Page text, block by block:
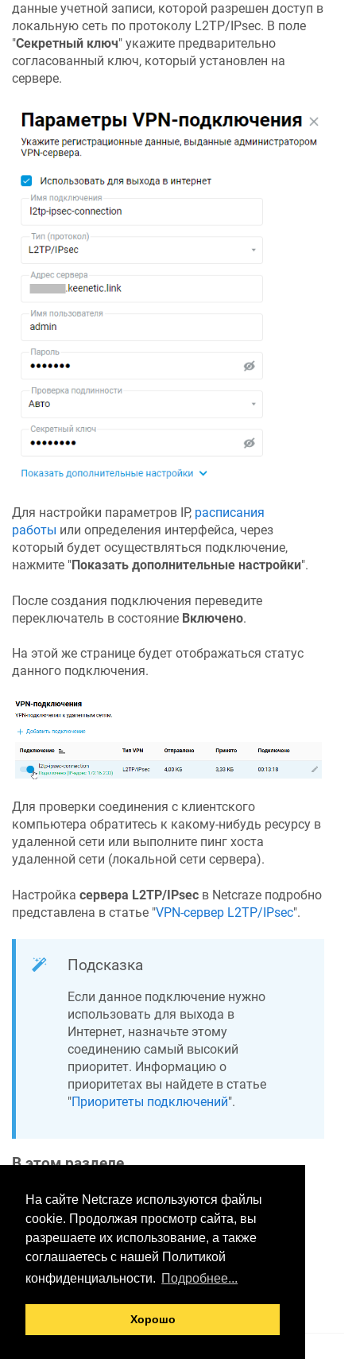
На сайте Netcraze используются файлы
cookie. Продолжая просмотр сайта, вы
разрешаете их использование, а также
соглашаетесь с нашей Политикой
конфиденциальности. Подробнее...
Хорошо
данные учетной записи, которой разрешен доступ в
локальную сеть по протоколу L2TP/IPsec. В поле
"Секретный ключ" укажите предварительно
согласованный ключ, который установлен на
сервере.
Для настройки параметров IP, расписания
работы или определения интерфейса, через
который будет осуществляться подключение,
нажмите "Показать дополнительные настройки".
После создания подключения переведите
переключатель в состояние Включено.
На этой же странице будет отображаться статус
данного подключения.
Для проверки соединения с клиентского
компьютера обратитесь к какому-нибудь ресурсу в
удаленной сети или выполните пинг хоста
удаленной сети (локальной сети сервера).
Настройка сервера L2TP/IPsec в Netcraze подробно
представлена в статье "VPN-сервер L2TP/IPsec".
Подсказка
Если данное подключение нужно
использовать для выхода в
Интернет, назначьте этому
соединению самый высокий
приоритет. Информацию о
приоритетах вы найдете в статье
"Приоритеты подключений".
В этом разделе
Хотите оставить отзыв?
Нажмите здесь, чтобы